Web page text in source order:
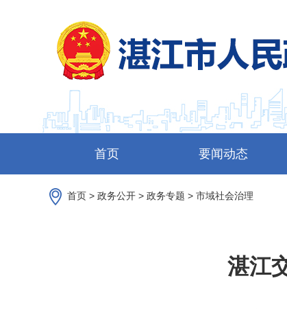
首页 要闻动态
首页 > 政务公开 > 政务专题 > 市域社会治理
湛江